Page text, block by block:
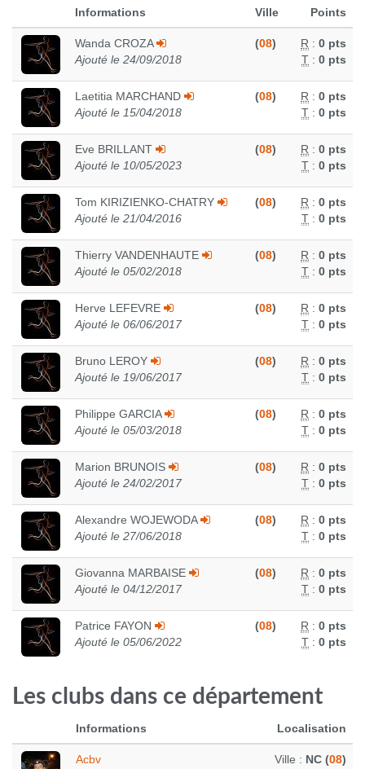
Informations Ville Points
Wanda CROZA
Ajouté le 24/09/2018
(08) R : 0 pts
T : 0 pts
Laetitia MARCHAND
Ajouté le 15/04/2018
(08) R : 0 pts
T : 0 pts
Eve BRILLANT
Ajouté le 10/05/2023
(08) R : 0 pts
T : 0 pts
Tom KIRIZIENKO-CHATRY
Ajouté le 21/04/2016
(08) R : 0 pts
T : 0 pts
Thierry VANDENHAUTE
Ajouté le 05/02/2018
(08) R : 0 pts
T : 0 pts
Herve LEFEVRE
Ajouté le 06/06/2017
(08) R : 0 pts
T : 0 pts
Bruno LEROY
Ajouté le 19/06/2017
(08) R : 0 pts
T : 0 pts
Philippe GARCIA
Ajouté le 05/03/2018
(08) R : 0 pts
T : 0 pts
Marion BRUNOIS
Ajouté le 24/02/2017
(08) R : 0 pts
T : 0 pts
Alexandre WOJEWODA
Ajouté le 27/06/2018
(08) R : 0 pts
T : 0 pts
Giovanna MARBAISE
Ajouté le 04/12/2017
(08) R : 0 pts
T : 0 pts
Patrice FAYON
Ajouté le 05/06/2022
(08) R : 0 pts
T : 0 pts
Les clubs dans ce département
Informations Localisation
Acbv
Ville : NC (08)